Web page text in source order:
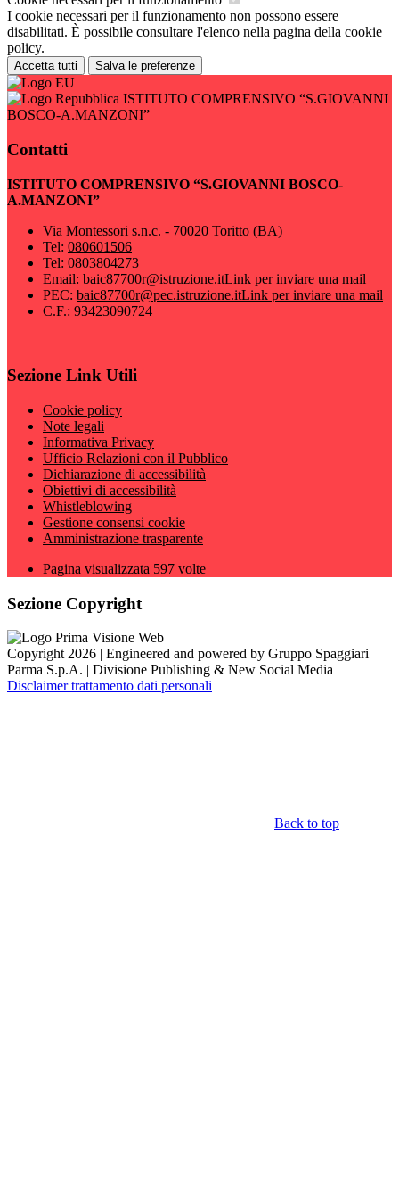
I cookie necessari per il funzionamento non possono essere
disabilitati. È possibile consultare l'elenco nella pagina della cookie
policy.
Accetta tutti Salva le preferenze
ISTITUTO COMPRENSIVO “S.GIOVANNI
BOSCO-A.MANZONI”
Contatti
ISTITUTO COMPRENSIVO “S.GIOVANNI BOSCO-
A.MANZONI”
Via Montessori s.n.c. - 70020 Toritto (BA)
Tel: 080601506
Tel: 0803804273
Email: baic87700r@istruzione.itLink per inviare una mail
PEC: baic87700r@pec.istruzione.itLink per inviare una mail
C.F.: 93423090724
Sezione Link Utili
Cookie policy
Note legali
Informativa Privacy
Ufficio Relazioni con il Pubblico
Dichiarazione di accessibilità
Obiettivi di accessibilità
Whistleblowing
Gestione consensi cookie
Amministrazione trasparente
Pagina visualizzata 597 volte
Sezione Copyright
Copyright 2026 | Engineered and powered by Gruppo Spaggiari
Parma S.p.A. | Divisione Publishing & New Social Media
Disclaimer trattamento dati personali
Back to top